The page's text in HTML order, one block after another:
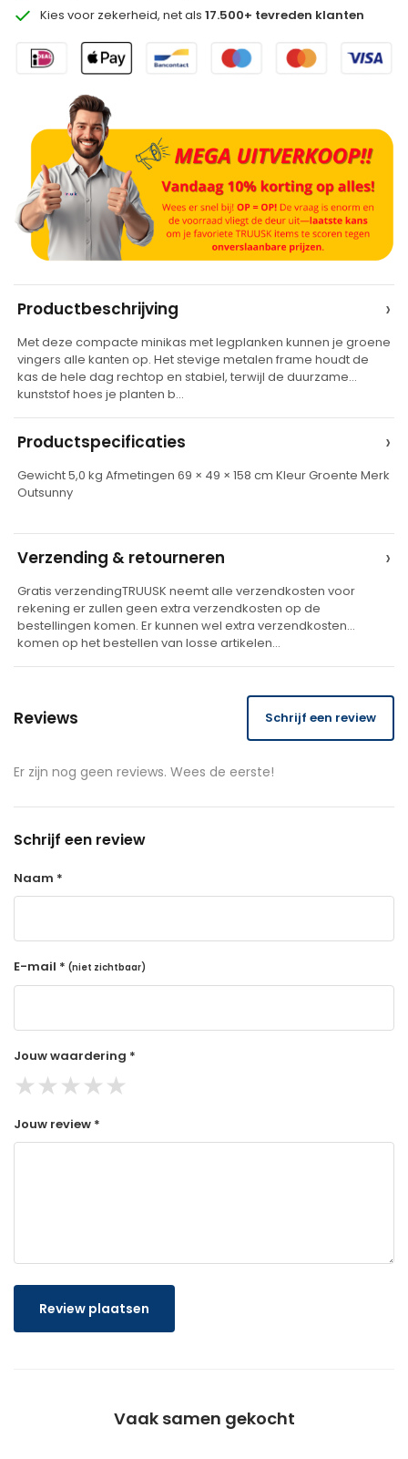
Kies voor zekerheid, net als17.500+ tevreden klanten
t
e
r
a
t
e
Productbeschrijving ›
Met deze compacte minikas met legplanken kunnen je groene
vingers alle kanten op. Het stevige metalen frame houdt de
kas de hele dag rechtop en stabiel, terwijl de duurzame
kunststof hoes je planten b…
Productspecificaties ›
Gewicht 5,0 kg Afmetingen 69 × 49 × 158 cm Kleur Groente Merk
Outsunny
Verzending & retourneren ›
Gratis verzendingTRUUSK neemt alle verzendkosten voor
rekening er zullen geen extra verzendkosten op de
bestellingen komen. Er kunnen wel extra verzendkosten
komen op het bestellen van losse artikelen…
Reviews Schrijf een review
Er zijn nog geen reviews. Wees de eerste!
Schrijf een review
Naam *
E-mail * (niet zichtbaar)
Jouw waardering *
★★★★★
Jouw review *
Review plaatsen
Vaak samen gekocht